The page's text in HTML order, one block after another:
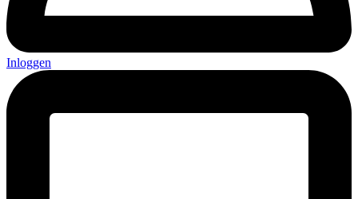
Inloggen